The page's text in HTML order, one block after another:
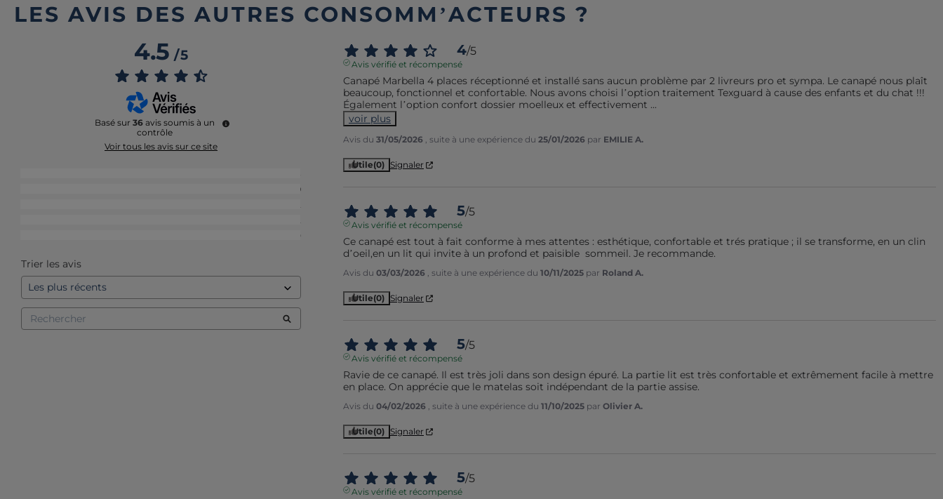
LES AVIS DES AUTRES CONSOMM’ACTEURS ?
4.5/5
Basé sur 36 avis soumis à un
contrôle
Voir tous les avis sur ce site
9
0
Trier les avis
4/5
Avis vérifié et récompensé
Canapé Marbella 4 places réceptionné et installé sans aucun problème par 2 livreurs pro et sympa. Le canapé nous plaît
beaucoup, fonctionnel et confortable. Nous avons choisi l’option traitement Texguard à cause des enfants et du chat !!!
Également l’option confort dossier moelleux et effectivement ...
voir plus
Avis du 31/05/2026 , suite à une expérience du 25/01/2026 par EMILIE A.
Utile(0) Signaler
5/5
Avis vérifié et récompensé
Ce canapé est tout à fait conforme à mes attentes : esthétique, confortable et trés pratique ; il se transforme, en un clin
d’oeil,en un lit qui invite à un profond et paisible  sommeil. Je recommande.
Avis du 03/03/2026 , suite à une expérience du 10/11/2025 par Roland A.
Utile(0) Signaler
5/5
Avis vérifié et récompensé
Ravie de ce canapé. Il est très joli dans son design épuré. La partie lit est très confortable et extrêmement facile à mettre
en place. On apprécie que le matelas soit indépendant de la partie assise.
Avis du 04/02/2026 , suite à une expérience du 11/10/2025 par Olivier A.
Utile(0) Signaler
5/5
Avis vérifié et récompensé